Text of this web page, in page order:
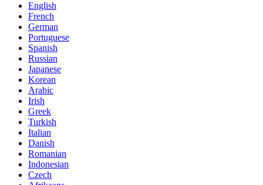
English
French
German
Portuguese
Spanish
Russian
Japanese
Korean
Arabic
Irish
Greek
Turkish
Italian
Danish
Romanian
Indonesian
Czech